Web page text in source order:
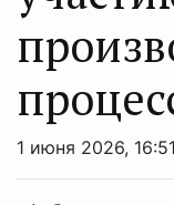
1 июня 2026,